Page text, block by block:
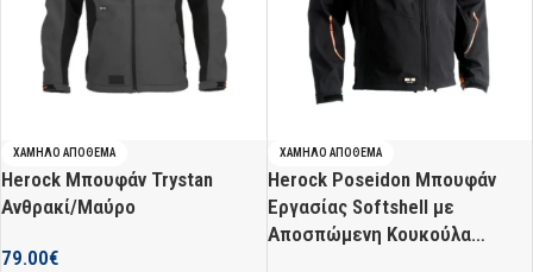
ΧΑΜΗΛΌ ΑΠΌΘΕΜΑ
Herock Μπουφάν Trystan
Ανθρακί/Μαύρο
79.00€
ΧΑΜΗΛΌ ΑΠΌΘΕΜΑ
Herock Poseidon Μπουφάν
Εργασίας Softshell με
Αποσπώμενη Κουκούλα